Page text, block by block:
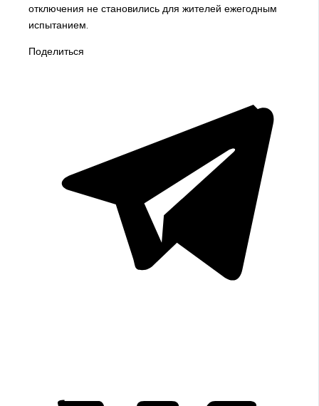
отключения не становились для жителей ежегодным
испытанием.
Поделиться